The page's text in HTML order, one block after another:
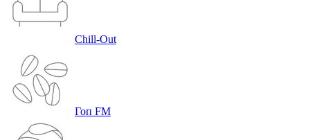
Chill-Out
Гоп FM